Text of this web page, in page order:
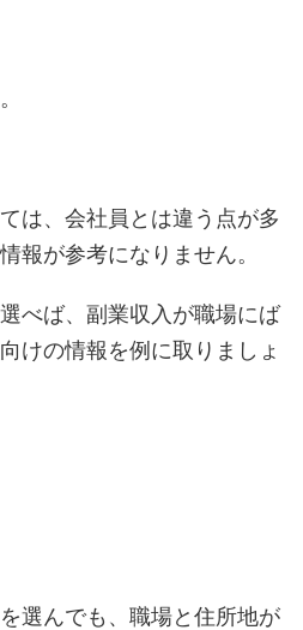
は、会社員とは違う点が多
報が参考になりません。
べば、副業収入が職場にば
けの情報を例に取りましょ
選んでも、職場と住所地が